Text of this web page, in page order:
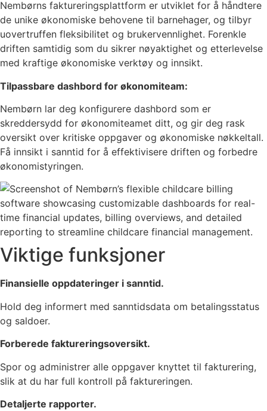
Nembørns faktureringsplattform er utviklet for å håndtere
de unike økonomiske behovene til barnehager, og tilbyr
uovertruffen fleksibilitet og brukervennlighet. Forenkle
driften samtidig som du sikrer nøyaktighet og etterlevelse
med kraftige økonomiske verktøy og innsikt.
Tilpassbare dashbord for økonomiteam:
Nembørn lar deg konfigurere dashbord som er
skreddersydd for økonomiteamet ditt, og gir deg rask
oversikt over kritiske oppgaver og økonomiske nøkkeltall.
Få innsikt i sanntid for å effektivisere driften og forbedre
økonomistyringen.
Viktige funksjoner
Finansielle oppdateringer i sanntid.
Hold deg informert med sanntidsdata om betalingsstatus
og saldoer.
Forberede faktureringsoversikt.
Spor og administrer alle oppgaver knyttet til fakturering,
slik at du har full kontroll på faktureringen.
Detaljerte rapporter.